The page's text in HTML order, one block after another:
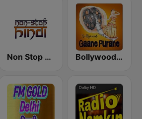
Non Stop Hindi Bollywood Gaane Purane